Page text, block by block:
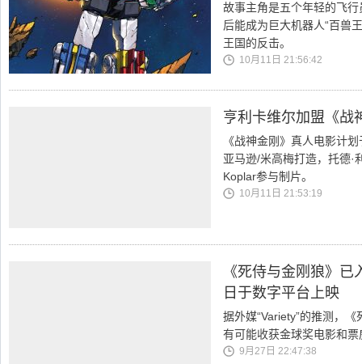
故事主角是五个年轻的飞
后能成为巨大机器人“百兽
王国的反击。
10月11日 21:56:42
亨利卡维尔加盟《战
《战神金刚》真人电影计
亚马逊/米高梅打造，托德·
Koplar参与制片。
10月11日 21:53:19
《死侍与金刚狼》
日于数字平台上映
据外媒“Variety”的推测，
有可能收获金球奖电影和
9月27日 22:47:38